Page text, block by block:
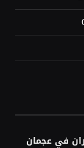
في عجمان